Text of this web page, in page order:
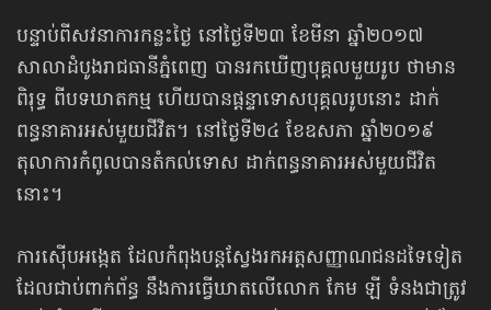
បន្ទាប់ពីសវនាការកន្លះថ្ងៃ នៅថ្ងៃទី២៣ ខែមីនា ឆ្នាំ២០១៧
សាលាដំបូងរាជធានីភ្នំពេញ បានរកឃើញបុគ្គលមួយរូប ថាមាន
ពិរុទ្ធ ពីបទឃាតកម្ម ហើយបានផ្តន្ទាទោសបុគ្គលរូបនោះ ដាក់
ពន្ធនាគារអស់មួយជីវិត។ នៅថ្ងៃទី២៤ ខែឧសភា ឆ្នាំ២០១៩
តុលាការកំពូលបានតំកល់ទោស ដាក់ពន្ធនាគារអស់មួយជីវិត
នោះ។
ការស៊ើបអង្កេត ដែលកំពុងបន្តស្វែងរកអត្តសញ្ញាណជនដទៃទៀត
ដែលជាប់ពាក់ព័ន្ធ នឹងការធ្វើឃាតលើលោក កែម ឡី ទំនងជាត្រូវ